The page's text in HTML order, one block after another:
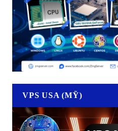
VPS USA (MỸ)